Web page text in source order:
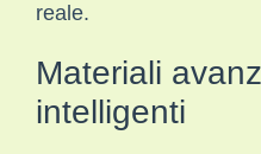
reale.
Materiali
intelligenti